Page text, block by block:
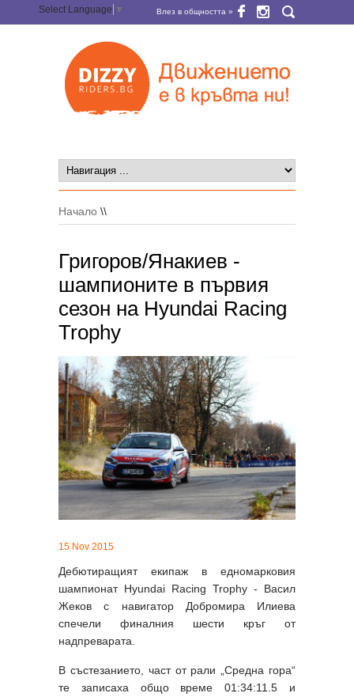
Select Language ▼ Влез в общността »
Начало \\
Григоров/Янакиев -
шампионите в първия
сезон на Hyundai Racing
Trophy
15 Nov 2015
Дебютиращият екипаж в едномарковия
шампионат Hyundai Racing Trophy - Васил
Жеков с навигатор Добромира Илиева
спечели финалния шести кръг от
надпреварата.
В състезанието, част от рали „Средна гора“
те записаха общо време 01:34:11.5 и